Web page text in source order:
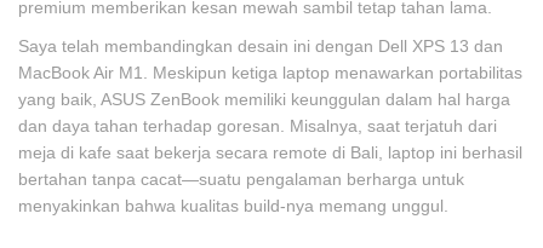
premium memberikan kesan mewah sambil tetap tahan lama.
Saya telah membandingkan desain ini dengan Dell XPS 13 dan
MacBook Air M1. Meskipun ketiga laptop menawarkan portabilitas
yang baik, ASUS ZenBook memiliki keunggulan dalam hal harga
dan daya tahan terhadap goresan. Misalnya, saat terjatuh dari
meja di kafe saat bekerja secara remote di Bali, laptop ini berhasil
bertahan tanpa cacat—suatu pengalaman berharga untuk
menyakinkan bahwa kualitas build-nya memang unggul.